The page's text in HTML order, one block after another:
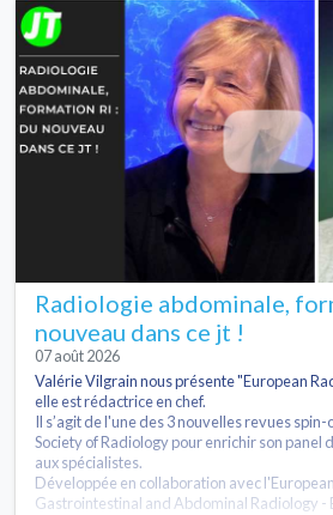
Radiologie abdominale,
nouveau dans ce jt !
07 août 2026
Valérie Vilgrain nous présente "European
elle est rédactrice en chef.
Il s’agit de l'une des 3 nouvelles revues
Society of Radiology pour enrichir son panel
aux spécialistes.
Développée en collaboration avec
Gastrointestinal and Abdominal Radiology -